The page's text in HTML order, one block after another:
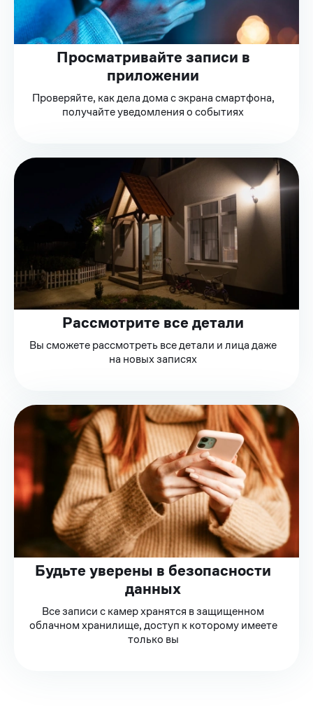
Просматривайте записи в
приложении
Проверяйте, как дела дома с экрана смартфона,
получайте уведомления о событиях
Рассмотрите все детали
Вы сможете рассмотреть все детали и лица даже
на новых записях
Будьте уверены в безопасности
данных
Все записи с камер хранятся в защищенном
облачном хранилище, доступ к которому имеете
только вы